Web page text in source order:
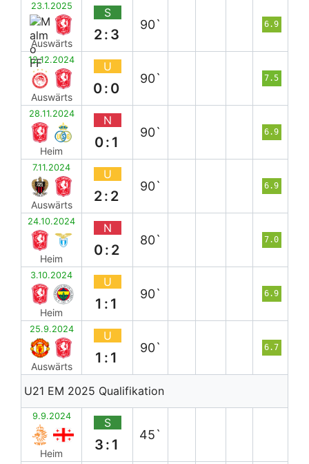
23.1.2025
Auswärts
S
2:3
90` 6.9
12.12.2024
Auswärts
U
0:0
90` 7.5
28.11.2024
Heim
N
0:1
90` 6.9
7.11.2024
Auswärts
U
2:2
90` 6.9
24.10.2024
Heim
N
0:2
80` 7.0
3.10.2024
Heim
U
1:1
90` 6.9
25.9.2024
Auswärts
U
1:1
90` 6.7
U21 EM 2025 Qualifikation
9.9.2024
Heim
S
3:1
45`